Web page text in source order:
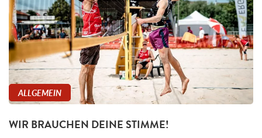
ALLGEMEIN
WIR BRAUCHEN DEINE STIMME!